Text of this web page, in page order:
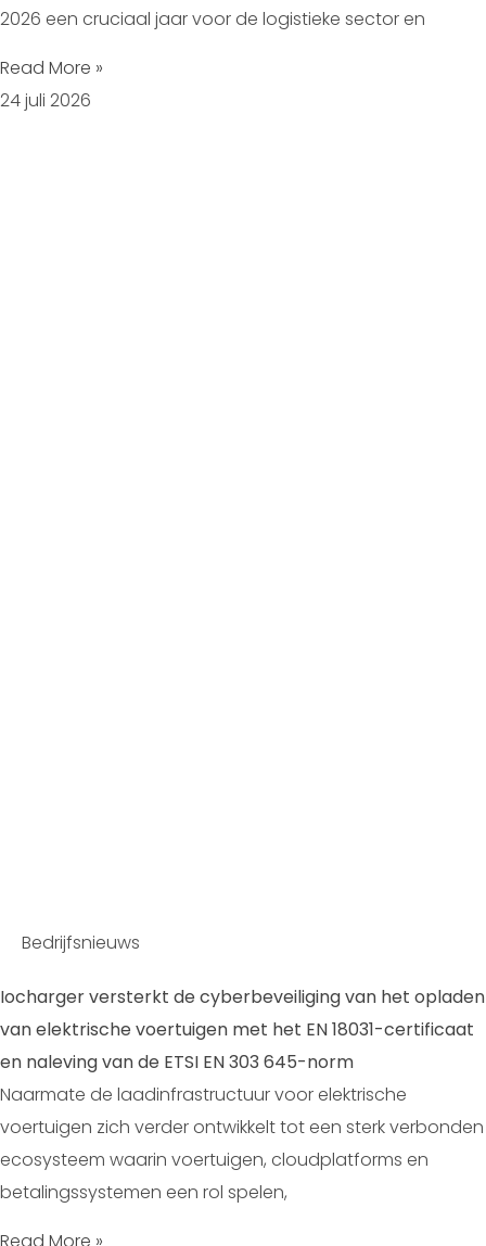
2026 een cruciaal jaar voor de logistieke sector en
Read More »
24 juli 2026
Bedrijfsnieuws
Iocharger versterkt de cyberbeveiliging van het opladen
van elektrische voertuigen met het EN 18031-certificaat
en naleving van de ETSI EN 303 645-norm
Naarmate de laadinfrastructuur voor elektrische
voertuigen zich verder ontwikkelt tot een sterk verbonden
ecosysteem waarin voertuigen, cloudplatforms en
betalingssystemen een rol spelen,